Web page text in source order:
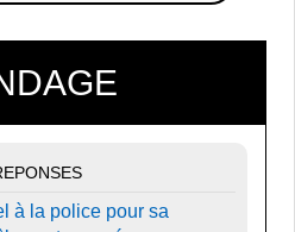
à la police pour sa